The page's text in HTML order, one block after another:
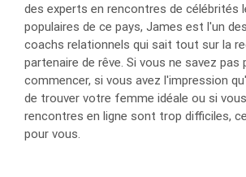
des experts en rencontres de célébrités
populaires de ce pays, James est l'un
coachs relationnels qui sait tout sur la
partenaire de rêve. Si vous ne savez pas
commencer, si vous avez l'impression
de trouver votre femme idéale ou si
rencontres en ligne sont trop difficiles,
pour vous.